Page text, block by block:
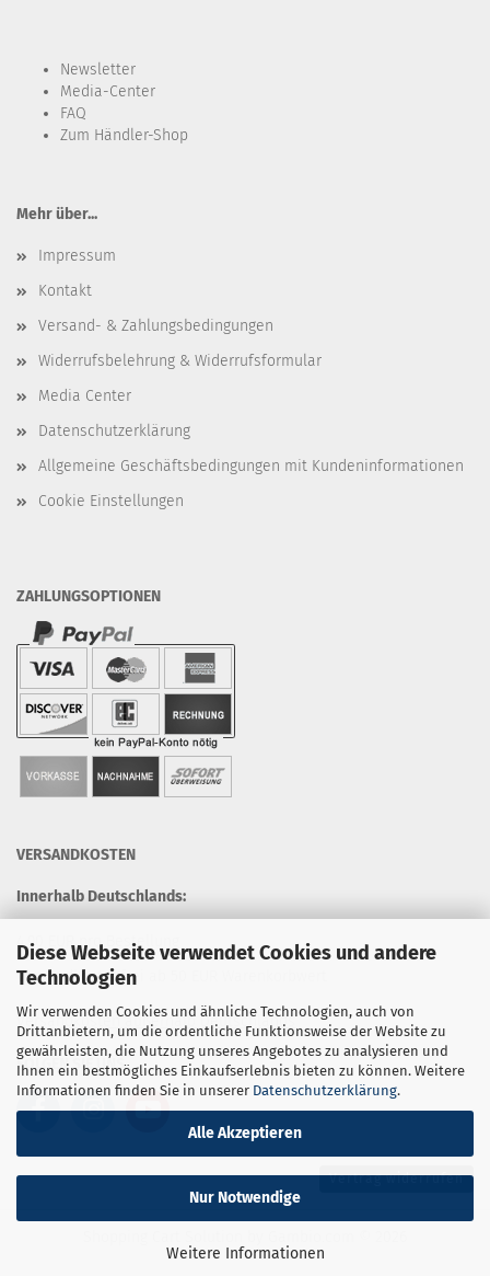
Diese Webseite verwendet Cookies und andere
Technologien
Wir verwenden Cookies und ähnliche Technologien, auch von
Drittanbietern, um die ordentliche Funktionsweise der Website zu
gewährleisten, die Nutzung unseres Angebotes zu analysieren und
Ihnen ein bestmögliches Einkaufserlebnis bieten zu können. Weitere
Informationen finden Sie in unserer Datenschutzerklärung.
Alle Akzeptieren
Nur Notwendige
Weitere Informationen
Newsletter
Media-Center
FAQ
Zum Händler-Shop
Mehr über...
Impressum
Kontakt
Versand- & Zahlungsbedingungen
Widerrufsbelehrung & Widerrufsformular
Media Center
Datenschutzerklärung
Allgemeine Geschäftsbedingungen mit Kundeninformationen
Cookie Einstellungen
ZAHLUNGSOPTIONEN
VERSANDKOSTEN
Innerhalb Deutschlands:
4,90 EUR pro Bestellung
Versandkostenfrei ab 50 EUR Warenkorbwert
Versandkosten außerhalb Deutschlands
FOLGEN SIE UNS
Vertrag widerrufen